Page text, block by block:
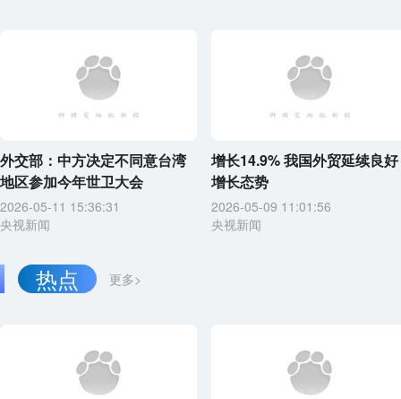
外交部：中方决定不同意台湾
地区参加今年世卫大会
2026-05-11 15:36:31
央视新闻
增长14.9% 我国外贸延续良好
增长态势
2026-05-09 11:01:56
央视新闻
更多>
热点